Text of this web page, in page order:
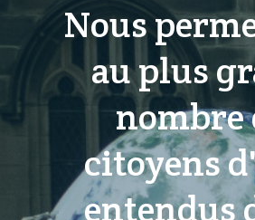
Nous
au plus
nombre
citoyens
entendus